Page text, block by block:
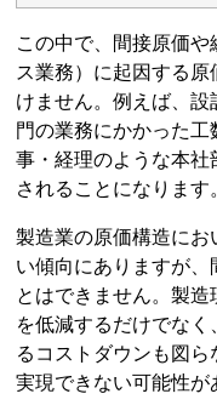
この中で、間接原価
ス業務）に起因する
けません。例えば、
門の業務にかかった
事・経理のような本社
されることになります
製造業の原価構造に
い傾向にありますが、
とはできません。製
を低減するだけでな
るコストダウンも図
実現できない可能性が